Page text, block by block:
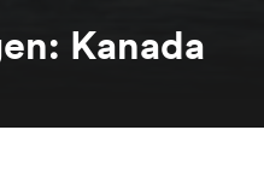
Kanada